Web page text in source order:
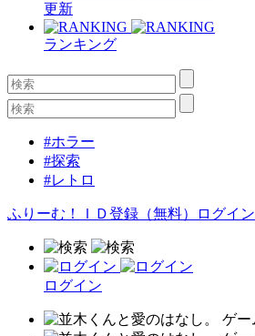
更新
ランキング
#ホラー
#探索
#レトロ
ふりーむ！ＩＤ登録（無料） ログイン
ログイン